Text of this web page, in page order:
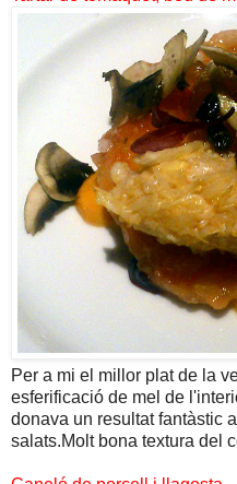
Per a mi el millor plat de la
esferificació de mel de
donava un resultat fantàstic
salats.Molt bona textura del